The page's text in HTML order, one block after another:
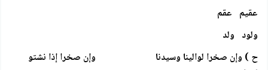
عقيم عقم
ولود ولد
ح ) وإن صخرا لوالينا وسيدنا وإن صخرا إذا نشتو